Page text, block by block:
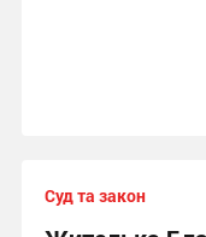
Суд та закон